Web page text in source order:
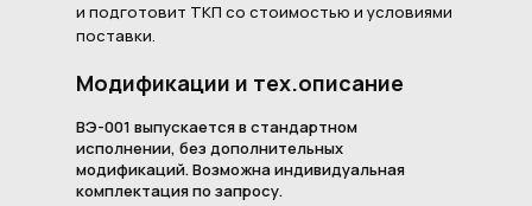
Модификации и тех.описание
ВЭ-001 выпускается в стандартном
исполнении, без дополнительных
модификаций. Возможна индивидуальная
комплектация по запросу.
и подготовит ТКП со стоимостью и условиями
поставки.